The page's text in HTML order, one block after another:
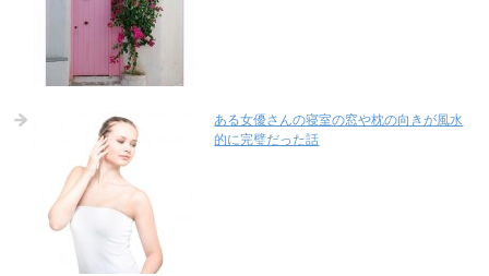
ある女優さんの寝室の窓や枕の向きが風水
的に完璧だった話